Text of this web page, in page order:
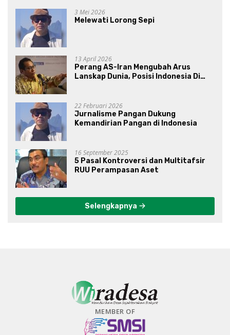
3 Mei 2026
Melewati Lorong Sepi
13 April 2026
Perang AS-Iran Mengubah Arus
Lanskap Dunia, Posisi Indonesia Di
22 Februari 2026
Jurnalisme Pangan Dukung
Kemandirian Pangan di Indonesia
16 September 2025
5 Pasal Kontroversi dan Multitafsir
RUU Perampasan Aset
Selengkapnya
MEMBER OF